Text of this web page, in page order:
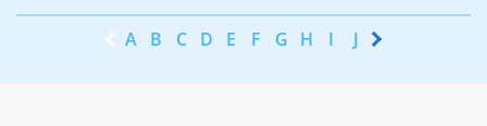
A B C D E F G H I J K